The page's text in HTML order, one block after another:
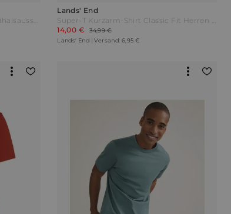
Lands' End
14,00 €
34,99 €
Lands' End | Versand: 6,95 €